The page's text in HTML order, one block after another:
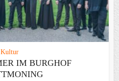
Kultur
IM BURGHOF